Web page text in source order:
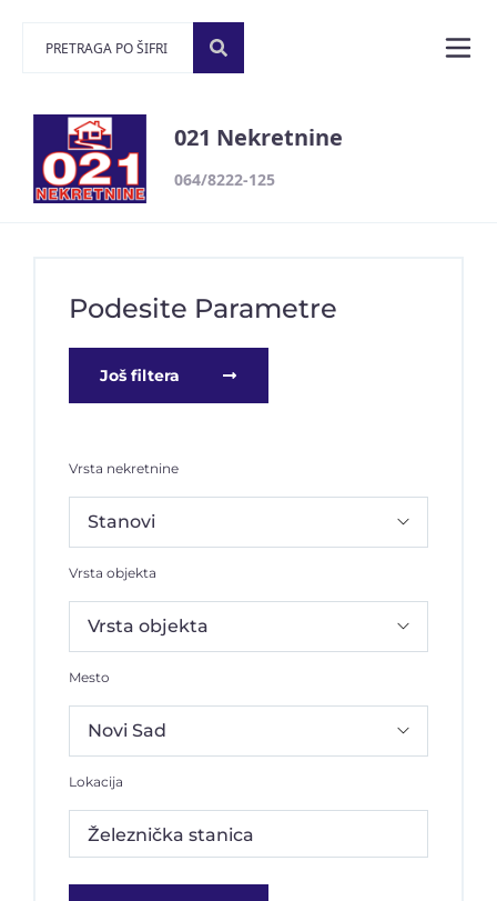
021 Nekretnine
064/8222-125
Podesite Parametre
Još filtera
Vrsta nekretnine
Vrsta objekta
Mesto
Lokacija
Železnička stanica